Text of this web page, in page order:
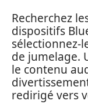
Recherchez
dispositifs
sélectionnez-
de jumelage.
le contenu
redirigé vers